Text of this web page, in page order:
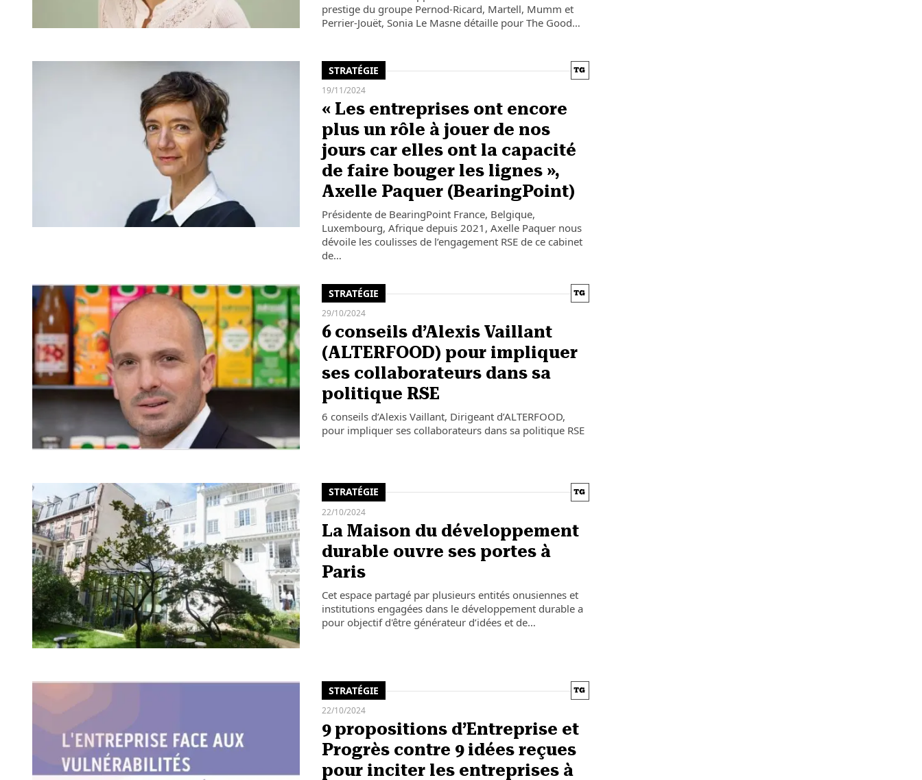
prestige du groupe Pernod-Ricard, Martell, Mumm et
Perrier-Jouët, Sonia Le Masne détaille pour The Good…
STRATÉGIE
19/11/2024
« Les entreprises ont encore
plus un rôle à jouer de nos
jours car elles ont la capacité
de faire bouger les lignes »,
Axelle Paquer (BearingPoint)
Présidente de BearingPoint France, Belgique,
Luxembourg, Afrique depuis 2021, Axelle Paquer nous
dévoile les coulisses de l’engagement RSE de ce cabinet
de…
STRATÉGIE
29/10/2024
6 conseils d’Alexis Vaillant
(ALTERFOOD) pour impliquer
ses collaborateurs dans sa
politique RSE
6 conseils d’Alexis Vaillant, Dirigeant d’ALTERFOOD,
pour impliquer ses collaborateurs dans sa politique RSE
STRATÉGIE
22/10/2024
La Maison du développement
durable ouvre ses portes à
Paris
Cet espace partagé par plusieurs entités onusiennes et
institutions engagées dans le développement durable a
pour objectif d'être générateur d’idées et de…
STRATÉGIE
22/10/2024
9 propositions d’Entreprise et
Progrès contre 9 idées reçues
pour inciter les entreprises à